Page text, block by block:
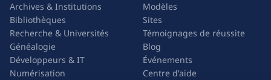
Archives & Institutions
Bibliothèques
Recherche & Universités
Généalogie
Développeurs & IT
Numérisation
Modèles
Sites
Témoignages de réussite
Blog
Événements
Centre d'aide